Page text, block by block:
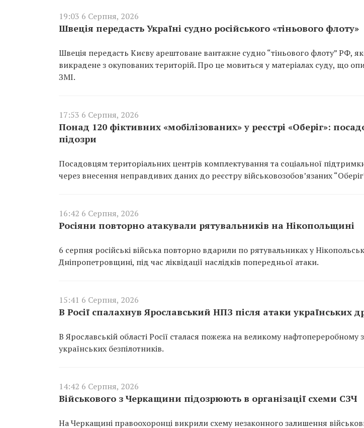
19:03 6 Серпня, 2026
Швеція передасть Україні судно російського «тіньового флоту»
Швеція передасть Києву арештоване вантажне судно “тіньового флоту” РФ,
викрадене з окупованих територій. Про це мовиться у матеріалах суду, що
ЗМІ.
17:53 6 Серпня, 2026
Понад 120 фіктивних «мобілізованих» у реєстрі «Оберіг»:
підозри
Посадовцям територіальних центрів комплектування та соціальної
через внесення неправдивих даних до реєстру військовозобов’язаних
16:42 6 Серпня, 2026
Росіяни повторно атакували рятувальників на Нікопольщині
6 серпня російські війська повторно вдарили по рятувальниках у
Дніпропетровщині, під час ліквідації наслідків попередньої атаки.
15:41 6 Серпня, 2026
В Росії спалахнув Ярославський НПЗ після атаки українських
В Ярославській області Росії сталася пожежа на великому нафтопереробному
українських безпілотників.
14:42 6 Серпня, 2026
Військового з Черкащини підозрюють в організації схеми СЗЧ
На Черкащині правоохоронці викрили схему незаконного залишення